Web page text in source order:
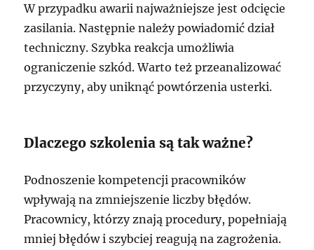
W przypadku awarii najważniejsze jest odcięcie
zasilania. Następnie należy powiadomić dział
techniczny. Szybka reakcja umożliwia
ograniczenie szkód. Warto też przeanalizować
przyczyny, aby uniknąć powtórzenia usterki.
Dlaczego szkolenia są tak ważne?
Podnoszenie kompetencji pracowników
wpływają na zmniejszenie liczby błędów.
Pracownicy, którzy znają procedury, popełniają
mniej błędów i szybciej reagują na zagrożenia.